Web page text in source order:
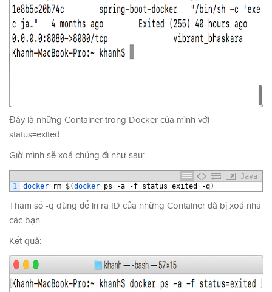
Đây là những Container trong Docker của mình với
status=exited.
Giờ mình sẽ xoá chúng đi như sau:
Java
1
docker rm $(docker ps -a -f status=exited -q)
Tham số -q dùng để in ra ID của những Container đã bị xoá nha
các bạn.
Kết quả: